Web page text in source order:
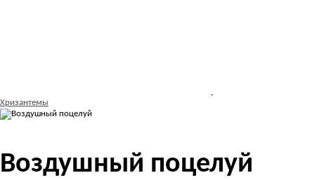
Хризантемы
Воздушный поцелуй